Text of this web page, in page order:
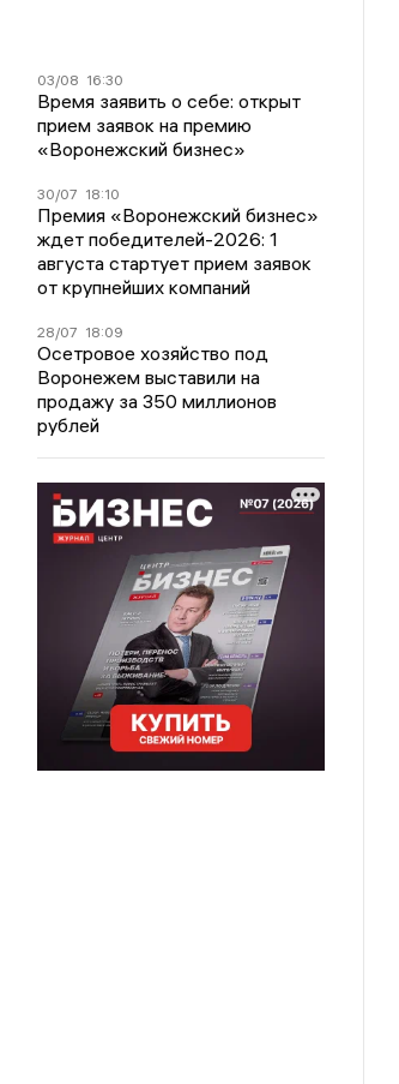
03/08 16:30
Время заявить о себе: открыт
прием заявок на премию
«Воронежский бизнес»
30/07 18:10
Премия «Воронежский бизнес»
ждет победителей-2026: 1
августа стартует прием заявок
от крупнейших компаний
28/07 18:09
Осетровое хозяйство под
Воронежем выставили на
продажу за 350 миллионов
рублей